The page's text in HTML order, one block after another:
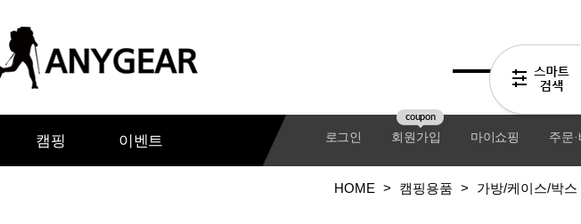
캠핑 이벤트 로그인 회원가입
coupon
마이쇼핑 주문
HOME > 캠핑용품 > 가방/케이스/박스